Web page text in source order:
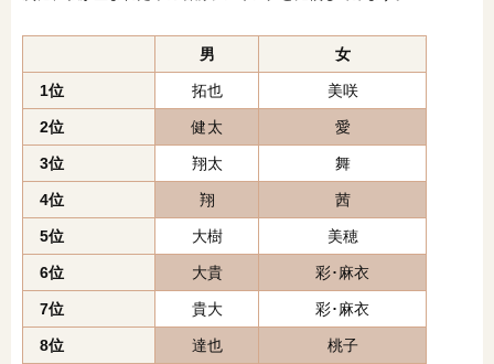
男 女
1位 拓也 美咲
2位 健太 愛
3位 翔太 舞
4位 翔 茜
5位 大樹 美穂
6位 大貴 彩･麻衣
7位 貴大 彩･麻衣
8位 達也 桃子